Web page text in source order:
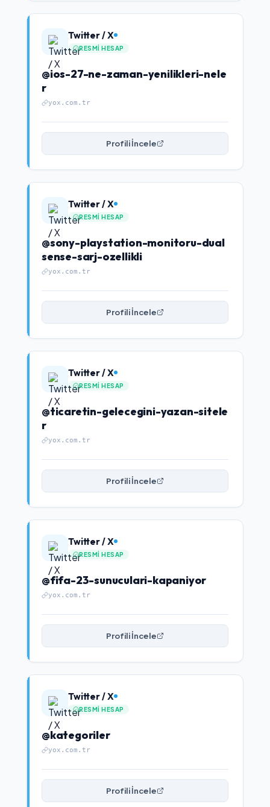
Twitter / X
RESMI HESAP
@ios-27-ne-zaman-yenilikleri-nele
r
yox.com.tr
Profili İncele
Twitter / X
RESMI HESAP
@sony-playstation-monitoru-dual
sense-sarj-ozellikli
yox.com.tr
Profili İncele
Twitter / X
RESMI HESAP
@ticaretin-gelecegini-yazan-sitele
r
yox.com.tr
Profili İncele
Twitter / X
RESMI HESAP
@fifa-23-sunuculari-kapaniyor
yox.com.tr
Profili İncele
Twitter / X
RESMI HESAP
@kategoriler
yox.com.tr
Profili İncele